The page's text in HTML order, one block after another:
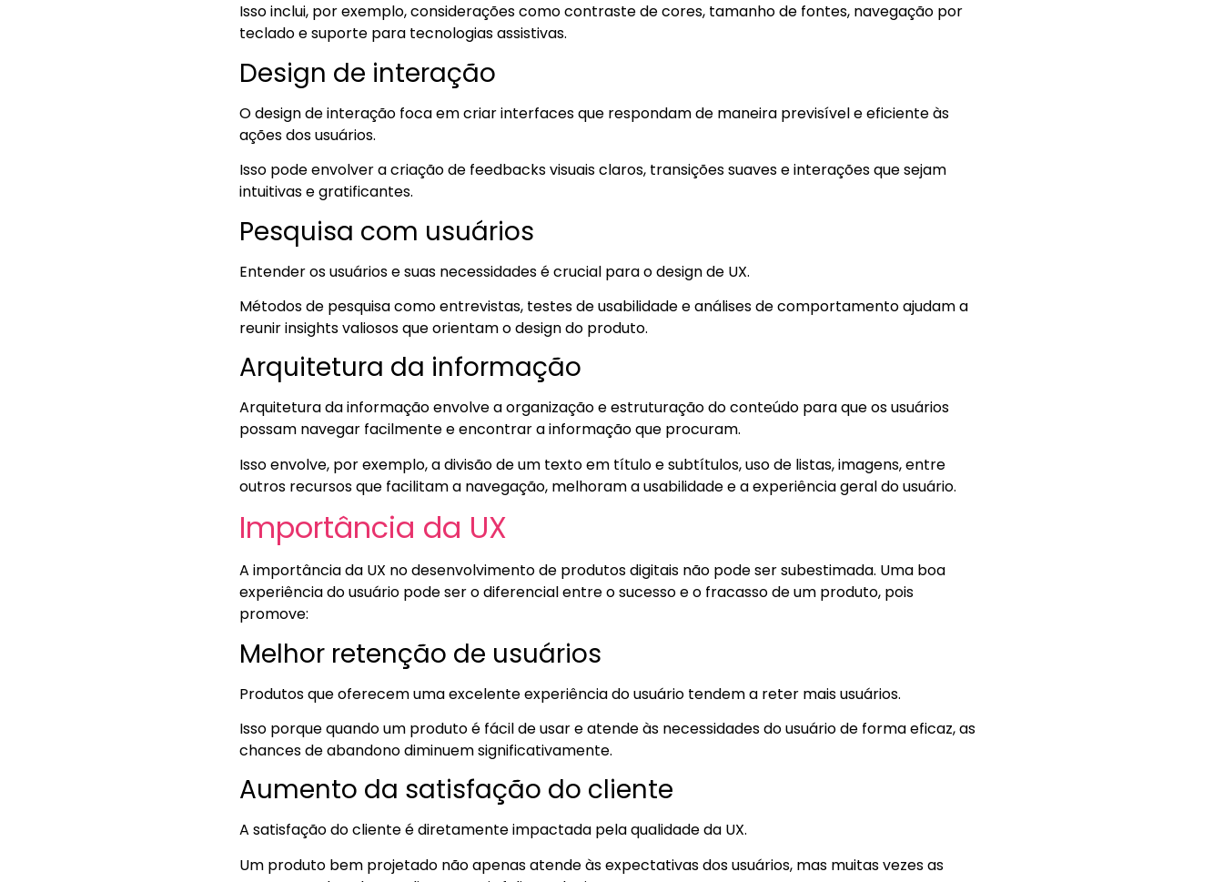
Isso inclui, por exemplo, considerações como contraste de cores, tamanho de fontes, navegação por
teclado e suporte para tecnologias assistivas.
Design de interação
O design de interação foca em criar interfaces que respondam de maneira previsível e eficiente às
ações dos usuários.
Isso pode envolver a criação de feedbacks visuais claros, transições suaves e interações que sejam
intuitivas e gratificantes.
Pesquisa com usuários
Entender os usuários e suas necessidades é crucial para o design de UX.
Métodos de pesquisa como entrevistas, testes de usabilidade e análises de comportamento ajudam a
reunir insights valiosos que orientam o design do produto.
Arquitetura da informação
Arquitetura da informação envolve a organização e estruturação do conteúdo para que os usuários
possam navegar facilmente e encontrar a informação que procuram.
Isso envolve, por exemplo, a divisão de um texto em título e subtítulos, uso de listas, imagens, entre
outros recursos que facilitam a navegação, melhoram a usabilidade e a experiência geral do usuário.
Importância da UX
A importância da UX no desenvolvimento de produtos digitais não pode ser subestimada. Uma boa
experiência do usuário pode ser o diferencial entre o sucesso e o fracasso de um produto, pois
promove:
Melhor retenção de usuários
Produtos que oferecem uma excelente experiência do usuário tendem a reter mais usuários.
Isso porque quando um produto é fácil de usar e atende às necessidades do usuário de forma eficaz, as
chances de abandono diminuem significativamente.
Aumento da satisfação do cliente
A satisfação do cliente é diretamente impactada pela qualidade da UX.
Um produto bem projetado não apenas atende às expectativas dos usuários, mas muitas vezes as